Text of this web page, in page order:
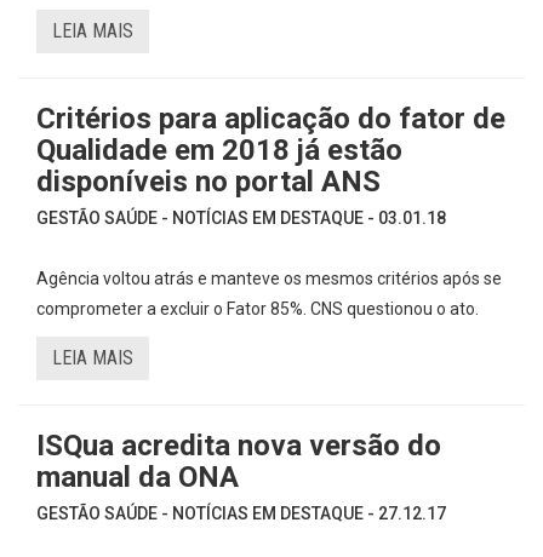
LEIA MAIS
Critérios para aplicação do fator de
Qualidade em 2018 já estão
disponíveis no portal ANS
GESTÃO SAÚDE - NOTÍCIAS EM DESTAQUE - 03.01.18
Agência voltou atrás e manteve os mesmos critérios após se
comprometer a excluir o Fator 85%. CNS questionou o ato.
LEIA MAIS
ISQua acredita nova versão do
manual da ONA
GESTÃO SAÚDE - NOTÍCIAS EM DESTAQUE - 27.12.17